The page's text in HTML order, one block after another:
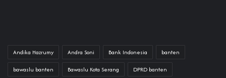
Andika Hazrumy Andra Soni Bank Indonesia banten
bawaslu banten Bawaslu Kota Serang DPRD banten